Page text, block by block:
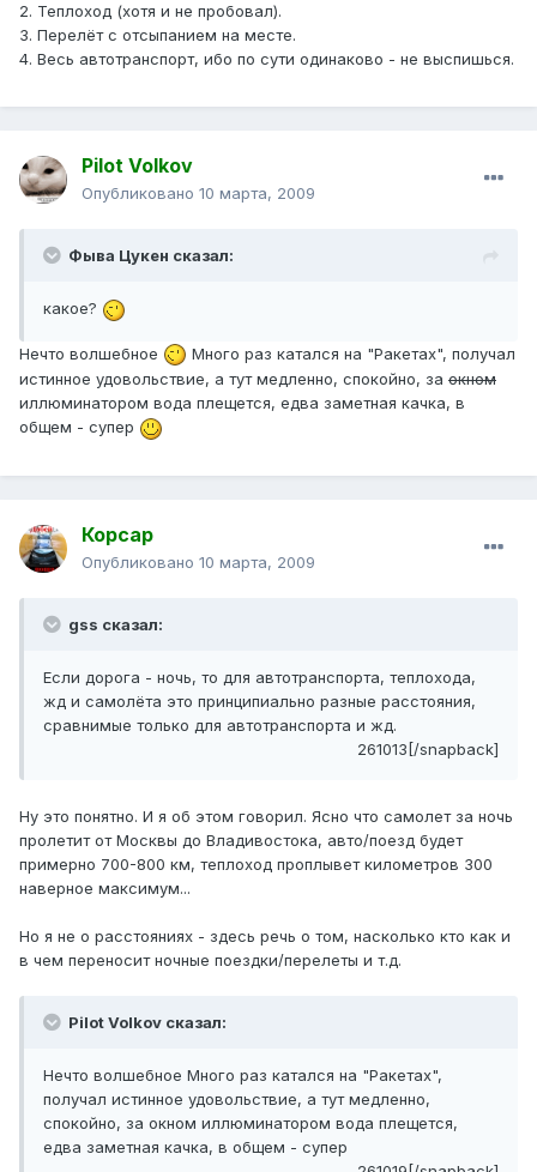
2. Теплоход (хотя и не пробовал).
3. Перелёт с отсыпанием на месте.
4. Весь автотранспорт, ибо по сути одинаково - не выспишься.
Pilot Volkov
Опубликовано 10 марта, 2009
Фыва Цукен сказал:
какое?
Нечто волшебное
Много раз катался на "Ракетах", получал
истинное удовольствие, а тут медленно, спокойно, за окном
иллюминатором вода плещется, едва заметная качка, в
общем - супер
Корсар
Опубликовано 10 марта, 2009
gss сказал:
Если дорога - ночь, то для автотранспорта, теплохода,
жд и самолёта это принципиально разные расстояния,
сравнимые только для автотранспорта и жд.
261013[/snapback]
Ну это понятно. И я об этом говорил. Ясно что самолет за ночь
пролетит от Москвы до Владивостока, авто/поезд будет
примерно 700-800 км, теплоход проплывет километров 300
наверное максимум...
Но я не о расстояниях - здесь речь о том, насколько кто как и
в чем переносит ночные поездки/перелеты и т.д.
Pilot Volkov сказал:
Нечто волшебное Много раз катался на "Ракетах",
получал истинное удовольствие, а тут медленно,
спокойно, за окном иллюминатором вода плещется,
едва заметная качка, в общем - супер